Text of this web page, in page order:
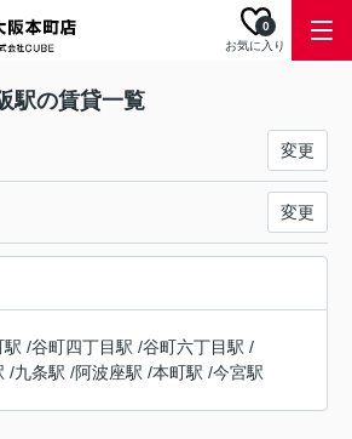
お気に入り
0
駅の賃貸一覧
変更
変更
駅 /谷町四丁目駅 /谷町六丁目駅 /
/九条駅 /阿波座駅 /本町駅 /今宮駅